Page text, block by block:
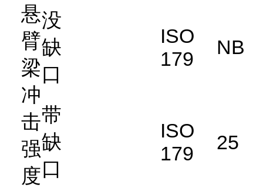
悬
臂
梁
冲
击
强
度
没
缺
口
ISO
179
NB
带
缺
口
ISO
179
25